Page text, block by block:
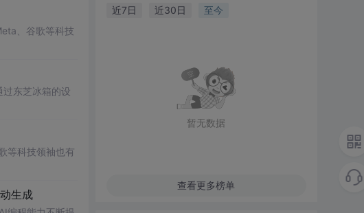
、谷歌等科技
东芝冰箱的设
等科技领袖也有
生成
近7日 近30日 至今
暂无数据
查看更多榜单